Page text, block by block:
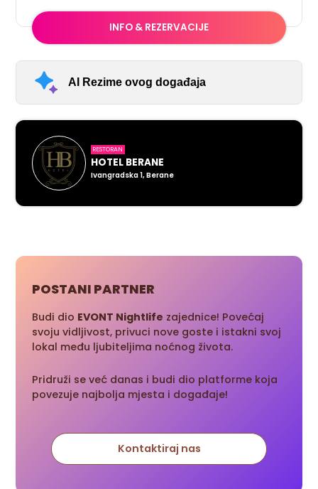
INFO & REZERVACIJE
AI Rezime ovog događaja
RESTORAN
HOTEL BERANE
Ivangradska 1, Berane
POSTANI PARTNER
Budi dio EVONT Nightlife zajednice! Povećaj
svoju vidljivost, privuci nove goste i istakni svoj
lokal među ljubiteljima noćnog života.
Pridruži se već danas i budi dio platforme koja
povezuje najbolja mjesta i događaje!
Kontaktiraj nas